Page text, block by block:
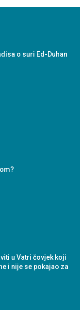
o suri Ed-Duhan
u Vatri čovjek koji
i nije se pokajao za